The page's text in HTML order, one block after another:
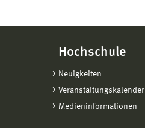
Hochschule
Neuigkeiten
Veranstaltungskalender
Medieninformationen